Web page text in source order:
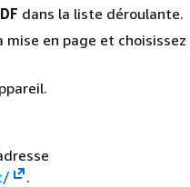
dans la liste déroulante.
en page et choisissez
.